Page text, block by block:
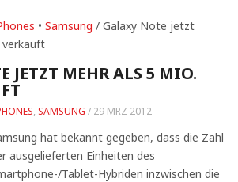
• Samsung / Galaxy Note jetzt
JETZT MEHR ALS 5 MIO.
, SAMSUNG / 29 MRZ 2012
hat bekannt gegeben, dass die Zahl
ausgelieferten Einheiten des
Tablet-Hybriden inzwischen die